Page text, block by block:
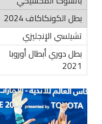
بطل الكونكاكاف 2024
تشيلسي الإنجليزي
بطل دوري أبطال أوروبا
2021